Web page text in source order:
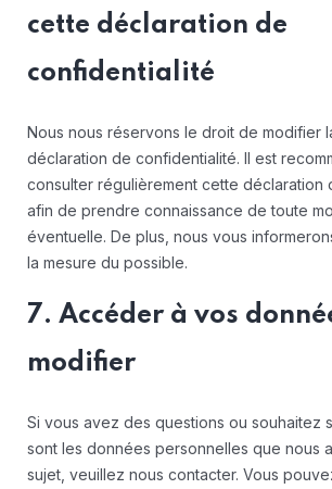
cette déclaration de
confidentialité
Nous nous réservons le droit de modifier
déclaration de confidentialité. Il est
consulter régulièrement cette déclaration
afin de prendre connaissance de toute
éventuelle. De plus, nous vous
la mesure du possible.
7. Accéder à vos
modifier
Si vous avez des questions ou souhaitez
sont les données personnelles que nous
sujet, veuillez nous contacter. Vous